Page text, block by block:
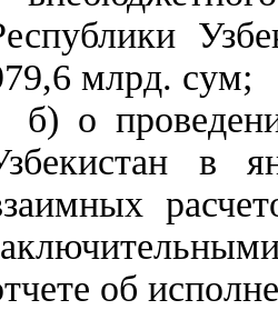
млрд. сум;
б) о
в
об